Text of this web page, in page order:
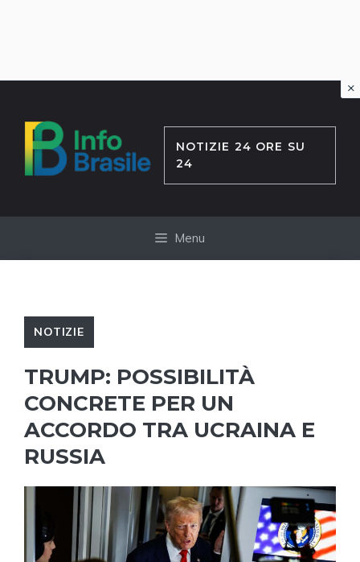
contenuto
NOTIZIE 24 ORE SU
24
Menu
NOTIZIE
TRUMP: POSSIBILITÀ
CONCRETE PER UN
ACCORDO TRA UCRAINA E
RUSSIA
×